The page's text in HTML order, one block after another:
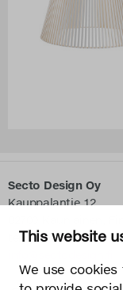
This website
We use
Secto Design Oy
Kauppalantie 12
+358 9 5050 598